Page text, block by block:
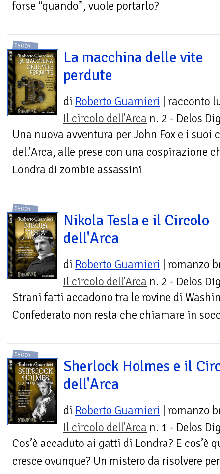
forse “quando”, vuole portarlo?
EBOOK
La macchina delle vite
perdute
di Roberto Guarnieri | racconto
Il circolo dell'Arca n. 2 - Delos
Una nuova avventura per John Fox e i suoi
dell'Arca, alle prese con una cospirazione
Londra di zombie assassini
EBOOK
Nikola Tesla e il Circolo
dell'Arca
di Roberto Guarnieri | romanzo
Il circolo dell'Arca n. 2 - Delos
Strani fatti accadono tra le rovine di
Confederato non resta che chiamare in
EBOOK
Sherlock Holmes e il
dell'Arca
di Roberto Guarnieri | romanzo
Il circolo dell'Arca n. 1 - Delos
Cos’è accaduto ai gatti di Londra? E cos’è
cresce ovunque? Un mistero da risolvere